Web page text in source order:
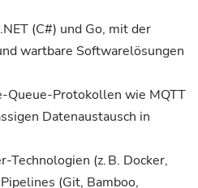
(C#) und Go, mit der
wartbare Softwarelösungen
Queue-Protokollen wie MQTT
Datenaustausch in
Technologien (z. B. Docker,
(Git, Bamboo,